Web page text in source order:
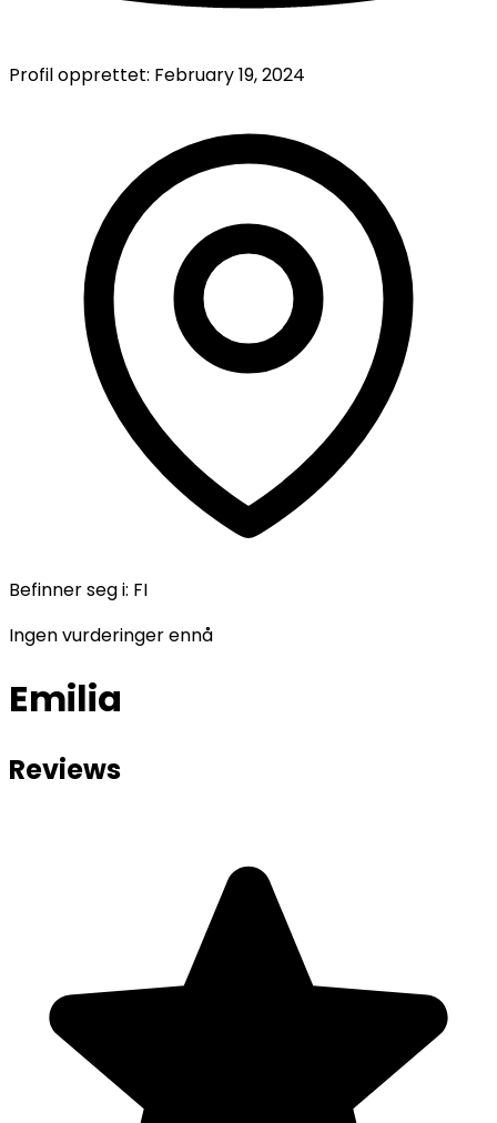
Profil opprettet: February 19, 2024
Befinner seg i: FI
Ingen vurderinger ennå
Emilia
Reviews